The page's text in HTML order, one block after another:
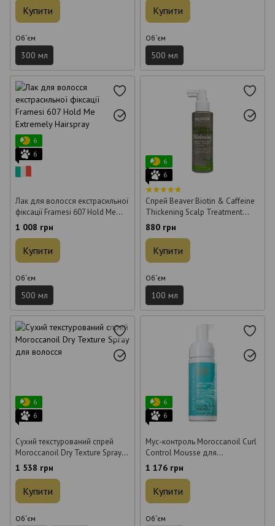
Купити
Об`єм
300 мл
Купити
Об`єм
500 мл
6
6
Лак для волосся екстрасильної
фіксації Framesi 607 Hold Me
Extremely Hairspray 500 мл
1 008 грн
Купити
Об`єм
500 мл
6
6
Спрей Beaver Biotin & Caffeine
Thickening Scalp Treatment
проти випадіння волосся 100
880 грн
Купити
Об`єм
100 мл
6
6
Сухий текстурований спрей
Moroccanoil Dry Texture Spray
для волосся 205 мл
1 538 грн
Купити
Об`єм
6
6
Мус-контроль Moroccanoil Curl
Control Mousse для
кучерявого волосся 150 мл
1 176 грн
Купити
Об`єм